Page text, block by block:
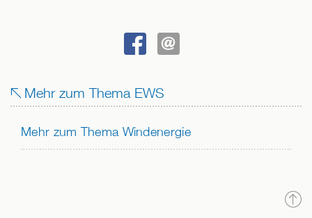
TEILEN
Mehr zum Thema EWS
Mehr zum Thema Windenergie